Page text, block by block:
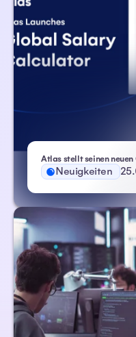
Atlas stellt seinen
Neuigkeiten